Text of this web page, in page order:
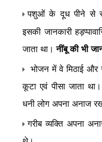
पशुओं के दूध पीने से
इसकी जानकारी
जाता था।नींबू की भी
भोजन में वे मिठाई और
कूटा एवं पीसा जाता
धनी लोग अपना अनाज
गरीब व्यक्ति अपना